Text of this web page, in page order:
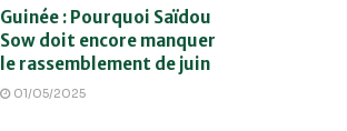
Guinée : Pourquoi Saïdou
Sow doit encore manquer
le rassemblement de juin
01/05/2025